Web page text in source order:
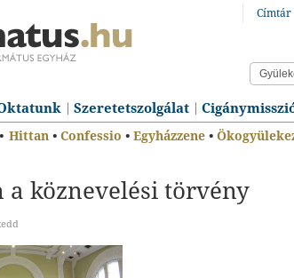
Címtár
Szeretetszolgálat
• Hittan • Confessio • Egyházzene •
a köznevelési törvény